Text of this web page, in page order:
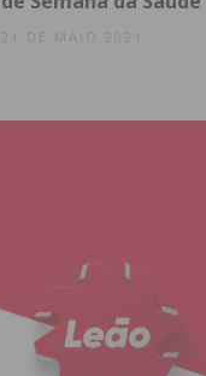
21 DE MAIO 2021